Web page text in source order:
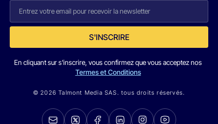
S'INSCRIRE
En cliquant sur s'inscrire, vous confirmez que vous acceptez nos
Termes et Conditions
© 2026 Talmont Media SAS. tous droits réservés.